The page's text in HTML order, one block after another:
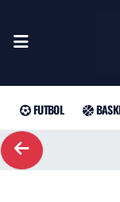
FUTBOL
Türkiye
Sultanlar
Nöbetçi